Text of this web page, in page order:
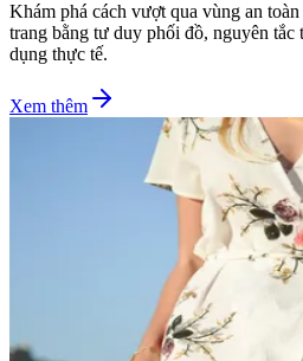
Khám phá cách vượt qua vùng an
trang bằng tư duy phối đồ, nguyên tắc
dụng thực tế.
Xem thêm